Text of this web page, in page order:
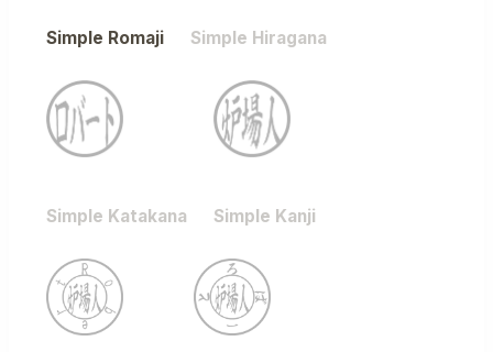
Simple Romaji Simple Hiragana
Simple Katakana Simple Kanji